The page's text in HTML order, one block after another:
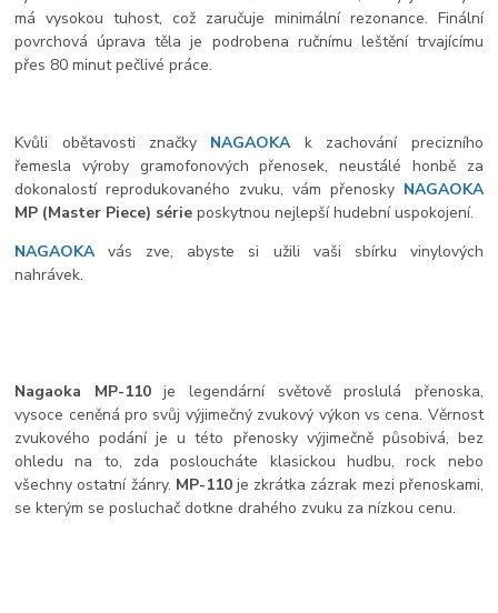
má vysokou tuhost, což zaručuje minimální rezonance. Finální
povrchová úprava těla je podrobena ručnímu leštění trvajícímu
přes 80 minut pečlivé práce.
Kvůli obětavosti značky NAGAOKAk zachování precizního
řemesla výroby gramofonových přenosek, neustálé honbě za
dokonalostí reprodukovaného zvuku, vám přenosky NAGAOKA
MP (Master Piece) série poskytnou nejlepší hudební uspokojení.
NAGAOKAvás zve, abyste si užili vaši sbírku vinylových
nahrávek.
Nagaoka MP-110je legendární světově proslulá přenoska,
vysoce ceněná pro svůj výjimečný zvukový výkon vs cena. Věrnost
zvukového podání je u této přenosky výjimečně působivá, bez
ohledu na to, zda posloucháte klasickou hudbu, rock nebo
všechny ostatní žánry. MP-110je zkrátka zázrak mezi přenoskami,
se kterým se posluchač dotkne drahého zvuku za nízkou cenu.